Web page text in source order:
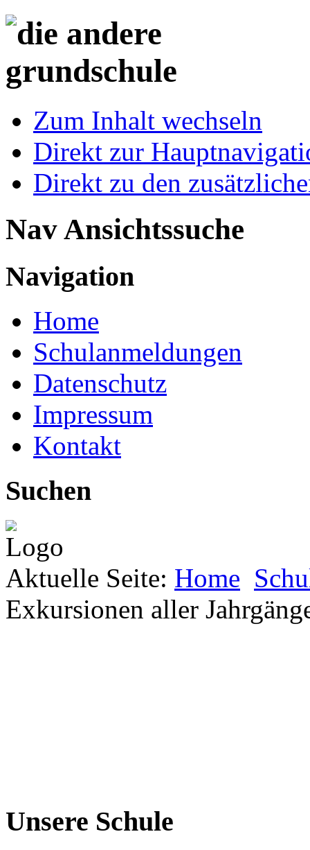
Zum Inhalt wechseln
Direkt zur
Direkt zu den
Nav Ansichtssuche
Navigation
Home
Schulanmeldungen
Datenschutz
Impressum
Kontakt
Suchen
Aktuelle Seite: Home
Exkursionen aller
Unsere Schule